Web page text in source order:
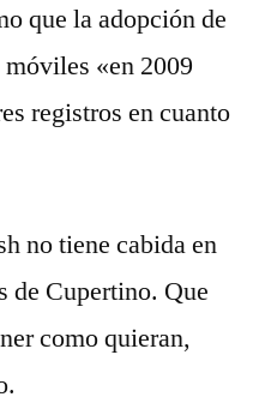
que la adopción de
«en 2009
registros en cuanto
no tiene cabida en
de Cupertino. Que
como quieran,